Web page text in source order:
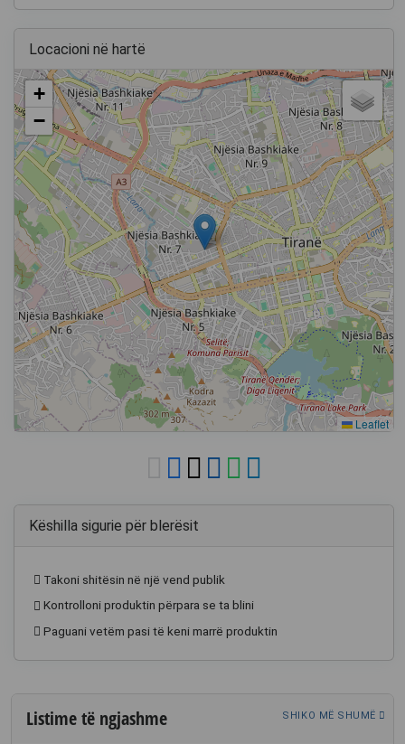
Locacioni në hartë
+
−
Leaflet
Këshilla sigurie për blerësit
Takoni shitësin në një vend publik
Kontrolloni produktin përpara se ta blini
Paguani vetëm pasi të keni marrë produktin
Listime të ngjashme SHIKO MË SHUMË